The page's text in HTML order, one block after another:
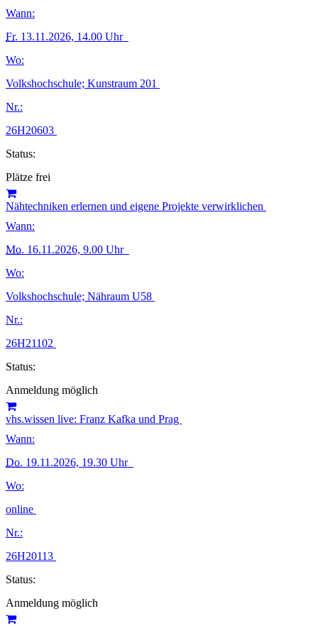
Wann:
Fr. 13.11.2026, 14.00 Uhr
Wo:
Volkshochschule; Kunstraum 201
Nr.:
26H20603
Status:
Plätze frei
Nähtechniken erlernen und eigene Projekte verwirklichen
Wann:
Mo. 16.11.2026, 9.00 Uhr
Wo:
Volkshochschule; Nähraum U58
Nr.:
26H21102
Status:
Anmeldung möglich
vhs.wissen live: Franz Kafka und Prag
Wann:
Do. 19.11.2026, 19.30 Uhr
Wo:
online
Nr.:
26H20113
Status:
Anmeldung möglich